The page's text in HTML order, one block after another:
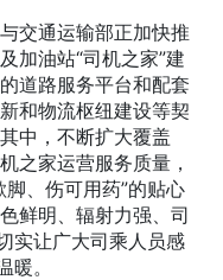
通运输部正加快推
加油站“司机之家”建
道路服务平台和配套
和物流枢纽建设等契
中，不断扩大覆盖
之家运营服务质量，
、伤可用药”的贴心
鲜明、辐射力强、司
实让广大司乘人员感
暖。